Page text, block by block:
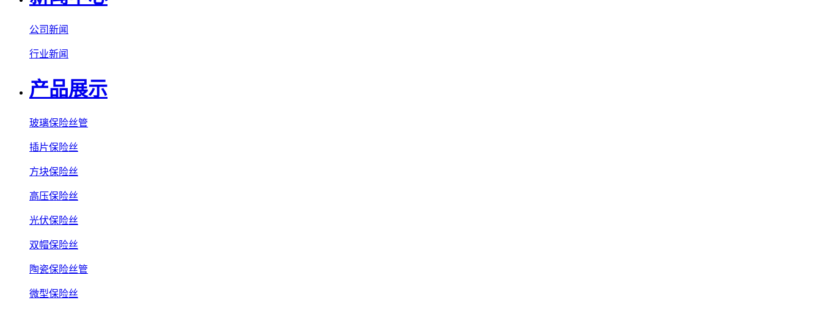
公司新闻
行业新闻
产品展示
玻璃保险丝管
插片保险丝
方块保险丝
高压保险丝
光伏保险丝
双帽保险丝
陶瓷保险丝管
微型保险丝